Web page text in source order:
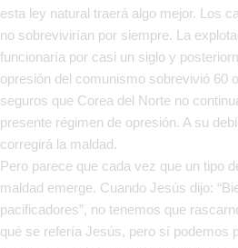
esta ley natural traerá algo mejor. Los
no sobrevivirían por siempre. La
funcionaría por casi un siglo y
opresión del comunismo sobrevivió 60
seguros que Corea del Norte no
presente régimen de opresión. A su
corregirá la maldad.
Pero parece que cada vez que un tipo
maldad emerge. Cuando Jesús dijo:
pacificadores”, no tenemos que
qué se refería Jesús, pero sí podemos